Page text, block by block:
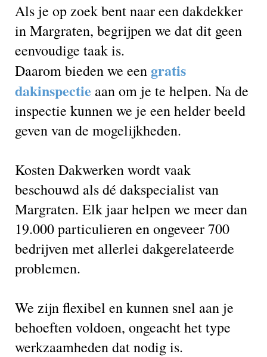
Als je op zoek bent naar een dakdekker
in Margraten, begrijpen we dat dit geen
eenvoudige taak is.
Daarom bieden we een gratis
dakinspectie aan om je te helpen. Na de
inspectie kunnen we je een helder beeld
geven van de mogelijkheden.
Kosten Dakwerken wordt vaak
beschouwd als dé dakspecialist van
Margraten. Elk jaar helpen we meer dan
19.000 particulieren en ongeveer 700
bedrijven met allerlei dakgerelateerde
problemen.
We zijn flexibel en kunnen snel aan je
behoeften voldoen, ongeacht het type
werkzaamheden dat nodig is.